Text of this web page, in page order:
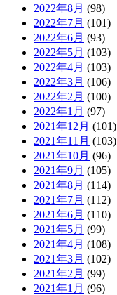
2022年8月 (98)
2022年7月 (101)
2022年6月 (93)
2022年5月 (103)
2022年4月 (103)
2022年3月 (106)
2022年2月 (100)
2022年1月 (97)
2021年12月 (101)
2021年11月 (103)
2021年10月 (96)
2021年9月 (105)
2021年8月 (114)
2021年7月 (112)
2021年6月 (110)
2021年5月 (99)
2021年4月 (108)
2021年3月 (102)
2021年2月 (99)
2021年1月 (96)